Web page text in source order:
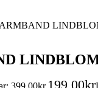
399,00kr.199,00kr